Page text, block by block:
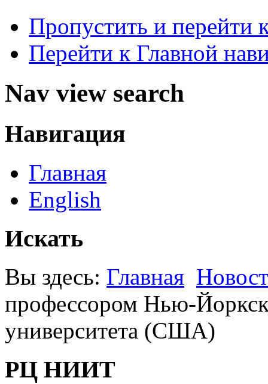
Пропустить и перейти
Перейти к Главной
Nav view search
Навигация
Главная
English
Искать
Вы здесь: Главная
профессором Нью-
университета (США)
РЦ НИИТ